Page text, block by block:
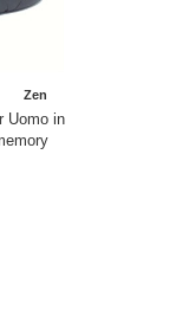
Zen
Uomo in